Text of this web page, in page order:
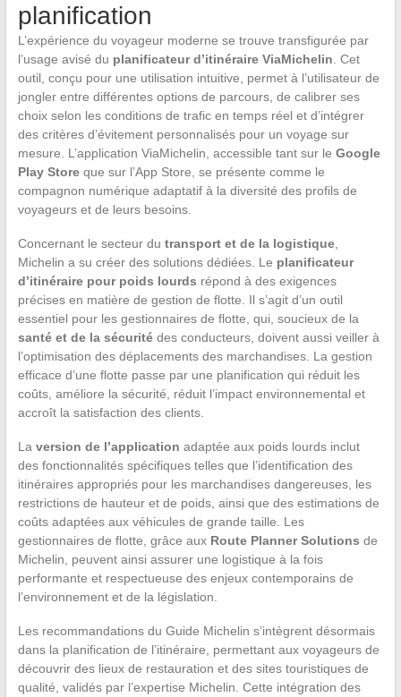
planification
L’expérience du voyageur moderne se trouve transfigurée par
l’usage avisé du planificateur d’itinéraire ViaMichelin . Cet
outil, conçu pour une utilisation intuitive, permet à l’utilisateur de
jongler entre différentes options de parcours, de calibrer ses
choix selon les conditions de trafic en temps réel et d’intégrer
des critères d’évitement personnalisés pour un voyage sur
mesure. L’application ViaMichelin, accessible tant sur le Google
Play Storeque sur l’App Store, se présente comme le
compagnon numérique adaptatif à la diversité des profils de
voyageurs et de leurs besoins.
Concernant le secteur du transport et de la logistique,
Michelin a su créer des solutions dédiées. Le planificateur
d’itinéraire pour poids lourds répond à des exigences
précises en matière de gestion de flotte. Il s’agit d’un outil
essentiel pour les gestionnaires de flotte, qui, soucieux de la
santé et de la sécuritédes conducteurs, doivent aussi veiller à
l’optimisation des déplacements des marchandises. La gestion
efficace d’une flotte passe par une planification qui réduit les
coûts, améliore la sécurité, réduit l’impact environnemental et
accroît la satisfaction des clients.
La version de l’application adaptée aux poids lourds inclut
des fonctionnalités spécifiques telles que l’identification des
itinéraires appropriés pour les marchandises dangereuses, les
restrictions de hauteur et de poids, ainsi que des estimations de
coûts adaptées aux véhicules de grande taille. Les
gestionnaires de flotte, grâce aux Route Planner Solutions de
Michelin, peuvent ainsi assurer une logistique à la fois
performante et respectueuse des enjeux contemporains de
l’environnement et de la législation.
Les recommandations du Guide Michelin s’intègrent désormais
dans la planification de l’itinéraire, permettant aux voyageurs de
découvrir des lieux de restauration et des sites touristiques de
qualité, validés par l’expertise Michelin. Cette intégration des